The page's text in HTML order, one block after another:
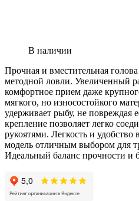
В наличии
Прочная и вместительная
методной ловли. Увеличенный
комфортное прием даже
мягкого, но износостойкого
удерживает рыбу, не повреждая
крепление позволяет легко
рукоятями. Легкость и удобство
модель отличным выбором для
Идеальный баланс прочности и